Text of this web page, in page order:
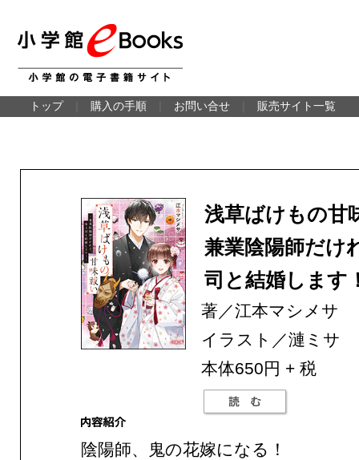
トップ 購入の手順 お問い合せ 販売サイト一覧
浅草ばけもの
兼業陰陽師だけ
司と結婚します
著／江本マシメサ
イラスト／漣ミサ
本体650円 + 税
陰陽師、鬼の花嫁になる！